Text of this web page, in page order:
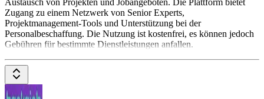
Zugang zu einem Netzwerk von Senior Experts,
Projektmanagement-Tools und Unterstützung bei der
Personalbeschaffung. Die Nutzung ist kostenfrei, es können jedoch
Gebühren für bestimmte Dienstleistungen anfallen.